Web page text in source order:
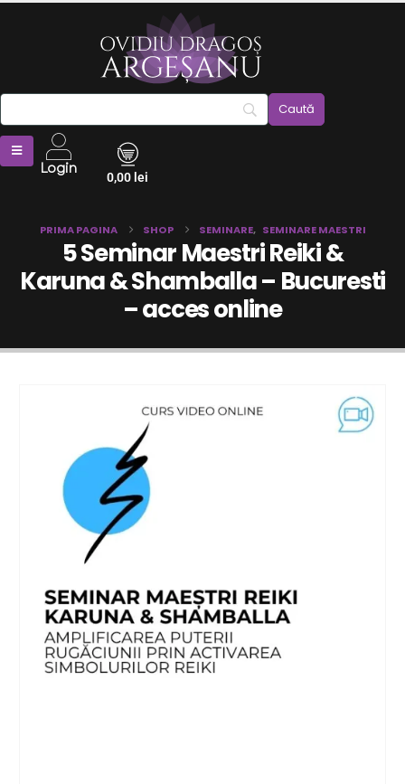
Login 0,00 lei
PRIMA PAGINA SHOP SEMINARE, SEMINARE MAESTRI
5 Seminar Maestri Reiki &
Karuna & Shamballa – Bucuresti
– acces online